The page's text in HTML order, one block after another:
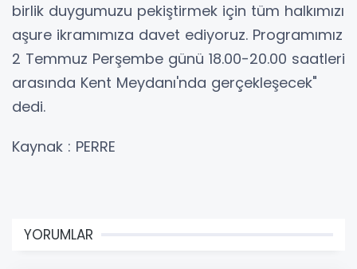
birlik duygumuzu pekiştirmek için tüm halkımızı
aşure ikramımıza davet ediyoruz. Programımız
2 Temmuz Perşembe günü 18.00-20.00 saatleri
arasında Kent Meydanı'nda gerçekleşecek"
dedi.
Kaynak : PERRE
YORUMLAR